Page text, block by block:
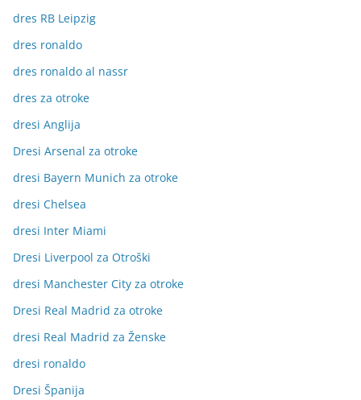
dres RB Leipzig
dres ronaldo
dres ronaldo al nassr
dres za otroke
dresi Anglija
Dresi Arsenal za otroke
dresi Bayern Munich za otroke
dresi Chelsea
dresi Inter Miami
Dresi Liverpool za Otroški
dresi Manchester City za otroke
Dresi Real Madrid za otroke
dresi Real Madrid za Ženske
dresi ronaldo
Dresi Španija